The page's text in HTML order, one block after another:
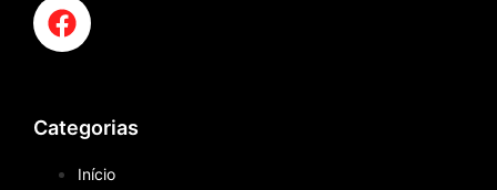
Categorias
Início